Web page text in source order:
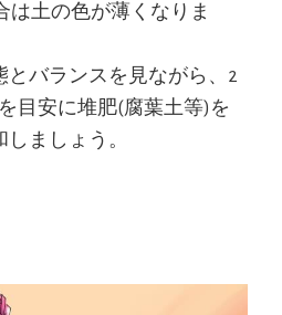
は土の色が薄くなりま
とバランスを見ながら、2
目安に堆肥(腐葉土等)を
しましょう。